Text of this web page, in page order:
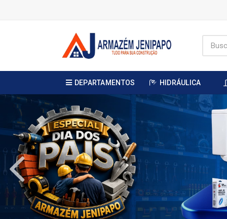
DEPARTAMENTOS HIDRÁULICA